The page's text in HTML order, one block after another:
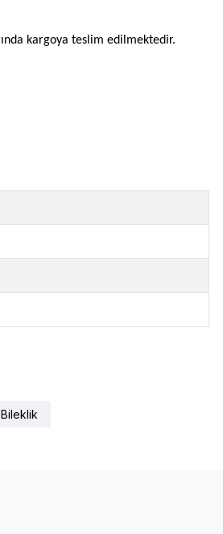
kargoya teslim edilmektedir.